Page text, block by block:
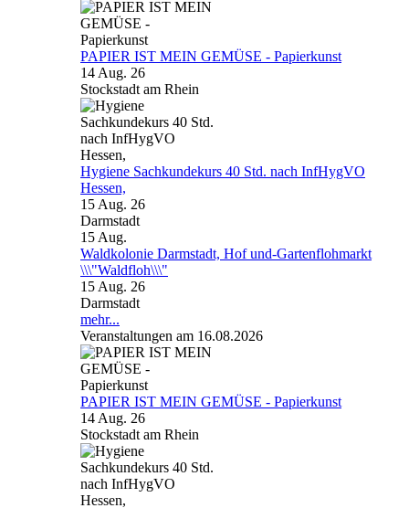
PAPIER IST MEIN GEMÜSE - Papierkunst
14 Aug. 26
Stockstadt am Rhein
Hygiene Sachkundekurs 40 Std. nach InfHygVO
Hessen,
15 Aug. 26
Darmstadt
15 Aug.
Waldkolonie Darmstadt, Hof und-Gartenflohmarkt
\\\"Waldfloh\\\"
15 Aug. 26
Darmstadt
mehr...
Veranstaltungen am 16.08.2026
PAPIER IST MEIN GEMÜSE - Papierkunst
14 Aug. 26
Stockstadt am Rhein